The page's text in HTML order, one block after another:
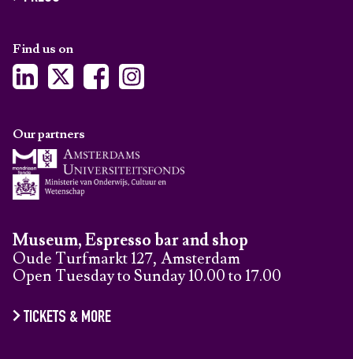
Find us on
Museum, Espresso bar and shop
Oude Turfmarkt 127, Amsterdam
Open Tuesday to Sunday 10.00 to 17.00
TICKETS & MORE
Our partners